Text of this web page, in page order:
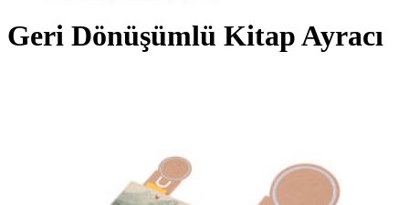
Geri Dönüşümlü Kitap Ayracı